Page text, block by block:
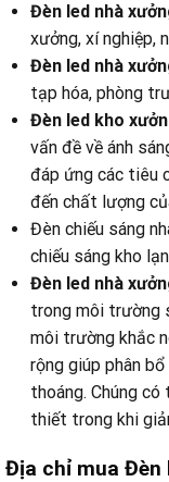
Đèn led nhà
xưởng, xí nghiệp,
Đèn led nhà
tạp hóa, phòng
Đèn led kho
vấn đề về ánh
đáp ứng các tiêu
đến chất lượng
Đèn chiếu sáng
chiếu sáng kho
Đèn led nhà
trong môi trường
môi trường khắc
rộng giúp phân
thoáng. Chúng
thiết trong khi
Địa chỉ mua Đèn